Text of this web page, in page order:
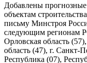
Добавлены
объектам
письму Минстроя
следующим регионам
Орловская область
область (47), г. Санкт-
Республика (07),